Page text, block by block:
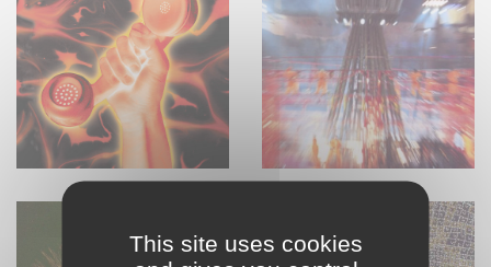
This site uses cookies